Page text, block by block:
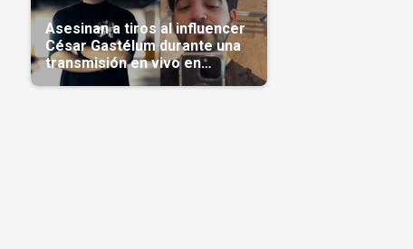
Asesinan a tiros al influencer
César Gastélum durante una
transmisión en vivo en
Sinaloa(Video)